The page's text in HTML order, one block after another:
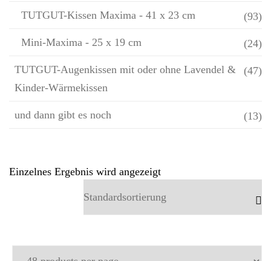
TUTGUT-Kissen Maxima - 41 x 23 cm (93)
Mini-Maxima - 25 x 19 cm (24)
TUTGUT-Augenkissen mit oder ohne Lavendel &
Kinder-Wärmekissen
(47)
und dann gibt es noch (13)
Einzelnes Ergebnis wird angezeigt